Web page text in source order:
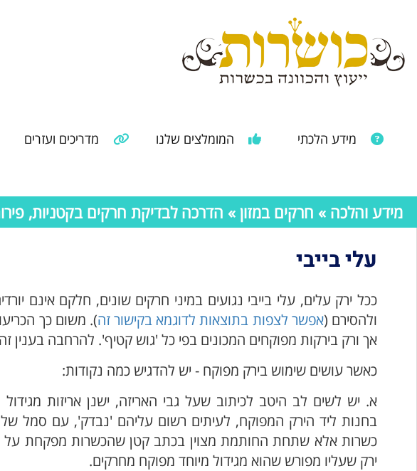
מידע הלכתי המומלצים שלנו מדריכים ועזרים
מידע והלכה » חרקים במזון » הדרכה לבדיקת חרקים בקטניות,
עלי בייבי
ככל ירק עלים, עלי בייבי נגועים במיני חרקים שונים, חלקם אינם
ולהסירם (אפשר לצפות בתוצאות לדוגמא בקישור זה). משום כך
אך ורק בירקות מפוקחים המכונים בפי כל 'גוש קטיף'. להרחבה בענין
כאשר עושים שימוש בירק מפוקח - יש להדגיש כמה נקודות:
א. יש לשים לב היטב לכיתוב שעל גבי האריזה, ישנן אריזות
בחנות ליד הירק המפוקח, לעיתים רשום עליהם 'נבדק', עם סמל של
כשרות אלא שתחת החותמת מצוין בכתב קטן שהכשרות מפקחת על
ירק שעליו מפורש שהוא מגידול מיוחד מפוקח מחרקים.